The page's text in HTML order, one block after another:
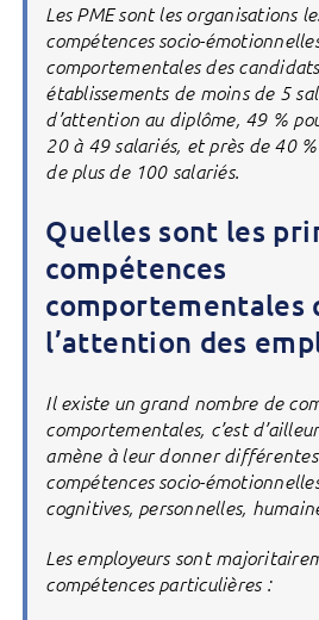
Les PME sont les organisations
compétences socio-
comportementales des
établissements de moins de 5
d’attention au diplôme, 49 %
20 à 49 salariés, et près de 40
de plus de 100 salariés.
Quelles sont les
compétences
l’attention des
Il existe un grand nombre de
comportementales, c’est
amène à leur donner
compétences socio-
cognitives, personnelles,
Les employeurs sont
compétences particulières :